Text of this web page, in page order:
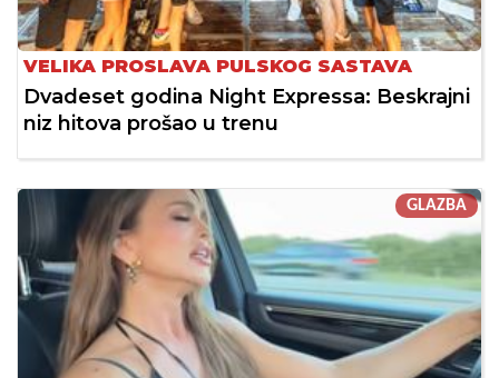
VELIKA PROSLAVA PULSKOG SASTAVA
Dvadeset godina Night Expressa: Beskrajni
niz hitova prošao u trenu
GLAZBA